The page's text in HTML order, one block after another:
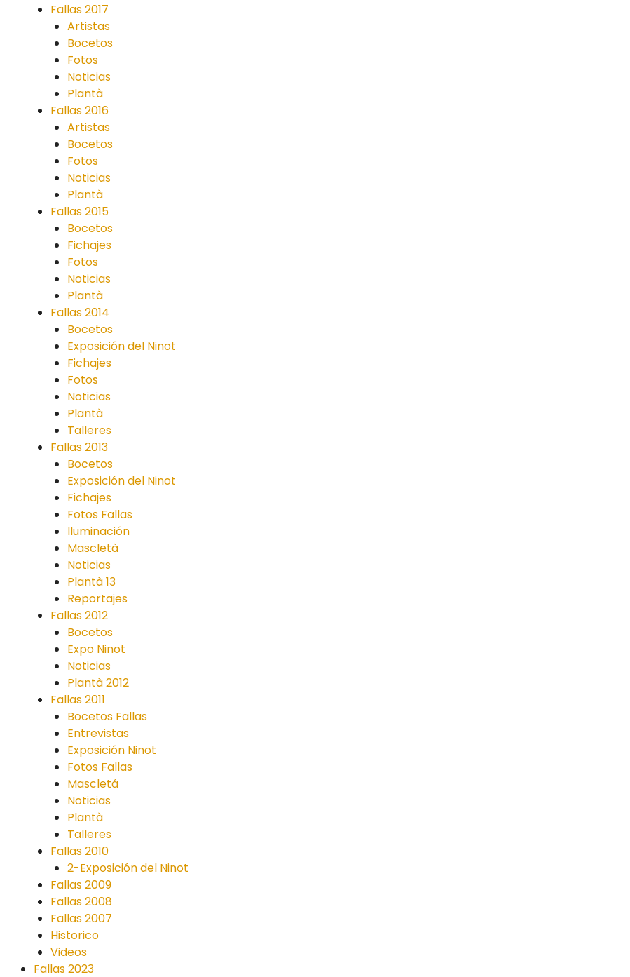
Fallas 2017
Artistas
Bocetos
Fotos
Noticias
Plantà
Fallas 2016
Artistas
Bocetos
Fotos
Noticias
Plantà
Fallas 2015
Bocetos
Fichajes
Fotos
Noticias
Plantà
Fallas 2014
Bocetos
Exposición del Ninot
Fichajes
Fotos
Noticias
Plantà
Talleres
Fallas 2013
Bocetos
Exposición del Ninot
Fichajes
Fotos Fallas
Iluminación
Mascletà
Noticias
Plantà 13
Reportajes
Fallas 2012
Bocetos
Expo Ninot
Noticias
Plantà 2012
Fallas 2011
Bocetos Fallas
Entrevistas
Exposición Ninot
Fotos Fallas
Mascletá
Noticias
Plantà
Talleres
Fallas 2010
2-Exposición del Ninot
Fallas 2009
Fallas 2008
Fallas 2007
Historico
Videos
Fallas 2023